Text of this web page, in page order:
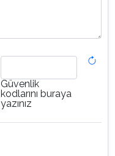
Güvenlik
kodlarını buraya
yazınız